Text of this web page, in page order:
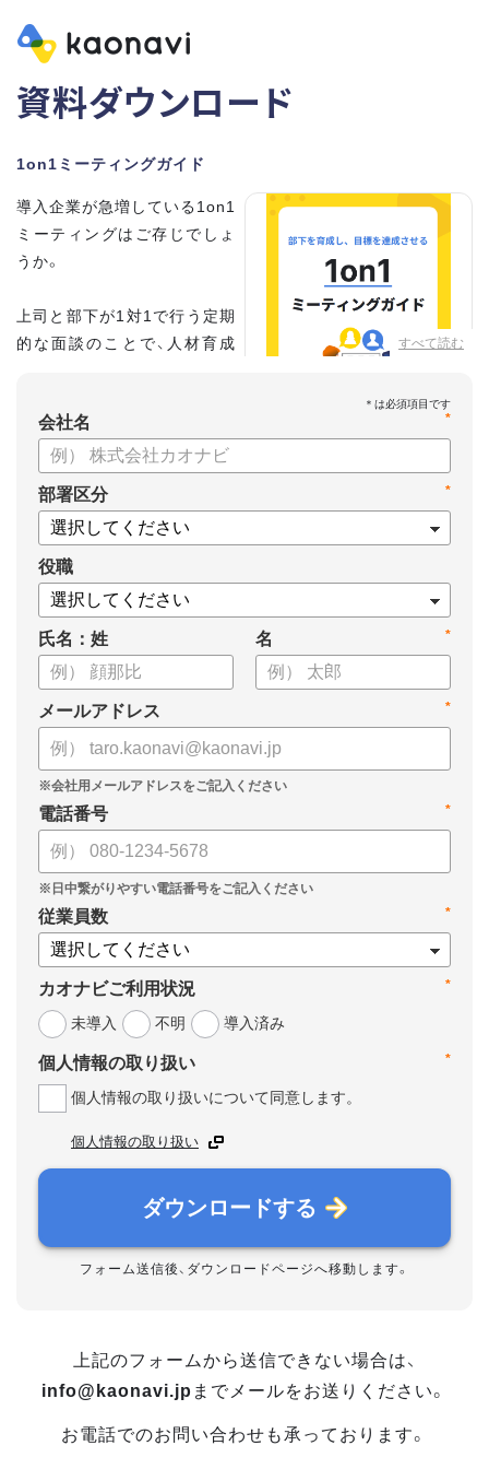
資料ダウンロード
1on1ミーティングガイド
すべて読む
導入企業が急増している1on1
ミーティングはご存じでしょ
うか。
上司と部下が1対1で行う定期
的な面談のことで、人材育成
こちらの資料では、
・1on1とは何か？
・1on1の基本的なやり方
・ 1on1 の基本アジェンダと質問例
についてまとめましたので、ぜひお役立てください。
*
会社名
*
部署区分
役職
氏名：姓 *
名
*
メールアドレス
*
電話番号
*
従業員数
*
カオナビご利用状況
未導入
不明 導入済み
*
個人情報の取り扱い
個人情報の取り扱いについて同意します。
個人情報の取り扱い
ダウンロードする
フォーム送信後、ダウンロードページへ移動します。
上記のフォームから送信できない場合は、
info@kaonavi.jp までメールをお送りください。
お電話でのお問い合わせも承っております。